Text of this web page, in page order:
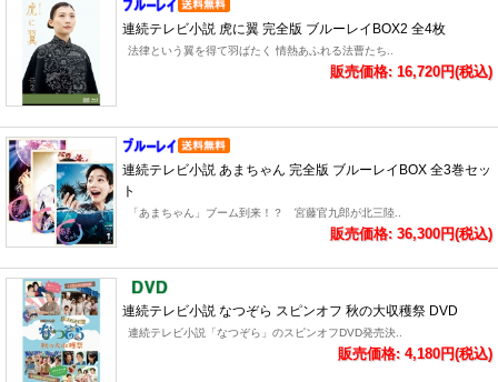
連続テレビ小説 虎に翼 完全版 ブルーレイBOX2 全4枚
法律という翼を得て羽ばたく 情熱あふれる法曹たち..
販売価格: 16,720円(税込)
連続テレビ小説 あまちゃん 完全版 ブルーレイBOX 全3巻セッ
ト
「あまちゃん」ブーム到来！？ 宮藤官九郎が北三陸..
販売価格: 36,300円(税込)
連続テレビ小説 なつぞら スピンオフ 秋の大収穫祭 DVD
連続テレビ小説「なつぞら」のスピンオフDVD発売決..
販売価格: 4,180円(税込)